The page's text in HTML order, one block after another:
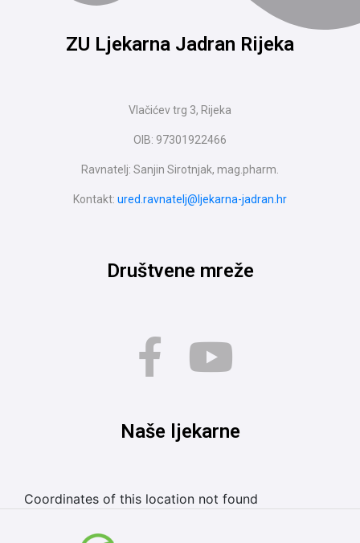
ZU Ljekarna Jadran Rijeka
Vlačićev trg 3, Rijeka
OIB: 97301922466
Ravnatelj: Sanjin Sirotnjak, mag.pharm.
Kontakt: ured.ravnatelj@ljekarna-jadran.hr
Društvene mreže
Naše ljekarne
Coordinates of this location not found